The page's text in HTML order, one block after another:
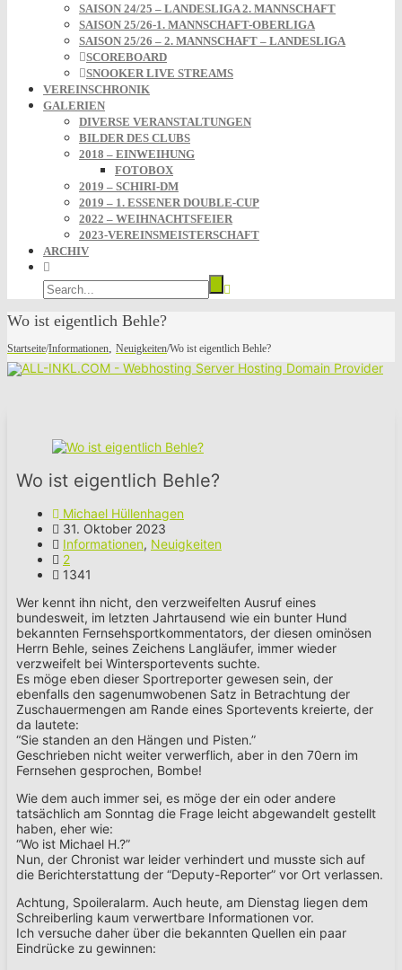
SAISON 24/25 – LANDESLIGA 2. MANNSCHAFT
SAISON 25/26-1. MANNSCHAFT-OBERLIGA
SAISON 25/26 – 2. MANNSCHAFT – LANDESLIGA
SCOREBOARD
SNOOKER LIVE STREAMS
VEREINSCHRONIK
GALERIEN
DIVERSE VERANSTALTUNGEN
BILDER DES CLUBS
2018 – EINWEIHUNG
FOTOBOX
2019 – SCHIRI-DM
2019 – 1. ESSENER DOUBLE-CUP
2022 – WEIHNACHTSFEIER
2023-VEREINSMEISTERSCHAFT
ARCHIV
Wo ist eigentlich Behle?
Startseite/Informationen Neuigkeiten/Wo ist eigentlich Behle?
Wo ist eigentlich Behle?
Michael Hüllenhagen
31. Oktober 2023
Informationen, Neuigkeiten
2
1341
Wer kennt ihn nicht, den verzweifelten Ausruf eines
bundesweit, im letzten Jahrtausend wie ein bunter Hund
bekannten Fernsehsportkommentators, der diesen ominösen
Herrn Behle, seines Zeichens Langläufer, immer wieder
verzweifelt bei Wintersportevents suchte.
Es möge eben dieser Sportreporter gewesen sein, der
ebenfalls den sagenumwobenen Satz in Betrachtung der
Zuschauermengen am Rande eines Sportevents kreierte, der
da lautete:
“Sie standen an den Hängen und Pisten.”
Geschrieben nicht weiter verwerflich, aber in den 70ern im
Fernsehen gesprochen, Bombe!
Wie dem auch immer sei, es möge der ein oder andere
tatsächlich am Sonntag die Frage leicht abgewandelt gestellt
haben, eher wie:
“Wo ist Michael H.?”
Nun, der Chronist war leider verhindert und musste sich auf
die Berichterstattung der “Deputy-Reporter” vor Ort verlassen.
Achtung, Spoileralarm. Auch heute, am Dienstag liegen dem
Schreiberling kaum verwertbare Informationen vor.
Ich versuche daher über die bekannten Quellen ein paar
Eindrücke zu gewinnen: